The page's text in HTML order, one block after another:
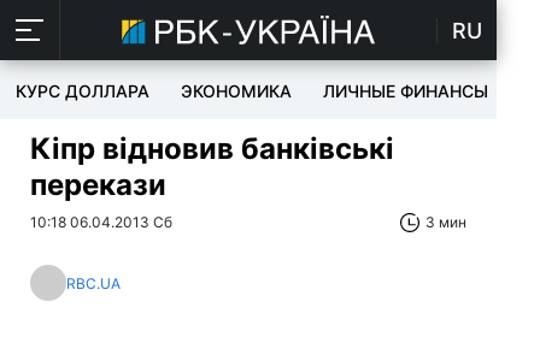
RU
КУРС ДОЛЛАРА ЭКОНОМИКА ЛИЧНЫЕ ФИНАНСЫ
Кіпр відновив банківські
перекази
10:18 06.04.2013 Сб 3 мин
RBC.UA